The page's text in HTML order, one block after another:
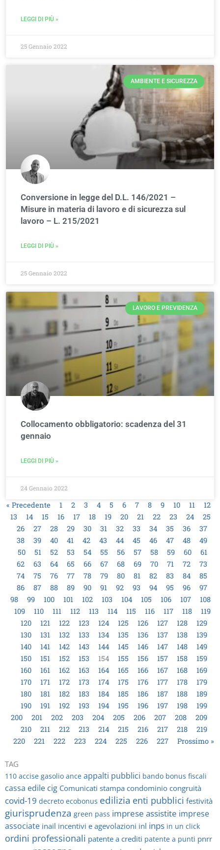
LEGGI DI PIÙ »
25 Gennaio 2022
AMBIENTE E SICUREZZA
Conversione in legge del D.L. 146/2021 –
Misure in materia di lavoro e di sicurezza sul
lavoro – L. 215/2021
LEGGI DI PIÙ »
25 Gennaio 2022
LAVORO E PREVIDENZA
Collocamento obbligatorio: scadenza del 31
gennaio
LEGGI DI PIÙ »
24 Gennaio 2022
« Precedente 1 2 3 4 5 6 7 8 9 10 11
12
13
14 15 16 17 18 19 20 21 22 23 24
25
26
27 28 29 30 31 32 33 34 35 36
37
38
39 40 41 42 43 44 45 46 47 48
49
50
51 52 53 54 55 56 57 58 59 60
61
62
63 64 65 66 67 68 69 70 71 72
73
74
75 76 77 78 79 80 81 82 83 84
85
86
87 88 89 90 91 92 93 94 95 96
97
98
99 100 101 102 103 104 105 106 107
108
109
110 111 112 113 114 115 116 117 118
119
120
121 122 123 124 125 126 127 128
129
130
131 132 133 134 135 136 137 138
139
140
141 142 143 144 145 146 147 148
149
150
151 152 153 154 155 156 157 158
159
160
161 162 163 164 165 166 167 168
169
170
171 172 173 174 175 176 177 178
179
180
181 182 183 184 185 186 187 188
189
190
191 192 193 194 195 196 197 198
199
200
201 202 203 204 205 206 207 208
209
210
211 212 213 214 215 216 217 218
219
220
221 222 223 224 225 226 227 Prossimo »
TAG
110 accise gasolio ance appalti pubblici bando bonus fiscali
cassa edile cig Comunicati stampa condominio congruità
covid-19 decreto ecobonus edilizia enti pubblici festività
giurisprudenza green pass imprese assistite imprese
associate inail incentivi e agevolazioni inl inps in un click
ordini professionali patente a crediti patente a punti pnrr